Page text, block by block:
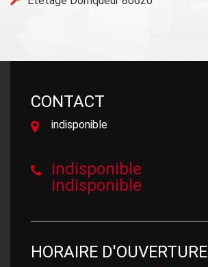
CONTACT
indisponible
indisponible
indisponible
HORAIRE D'OUVERTURE